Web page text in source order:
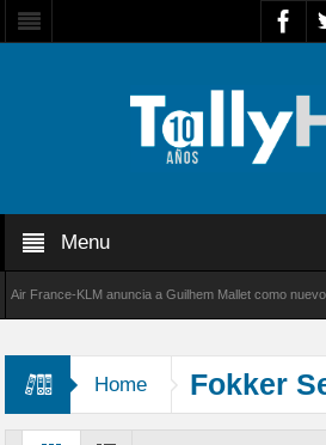
Menu
KLM anuncia a Guilhem Mallet como nuevo
Home Fokker